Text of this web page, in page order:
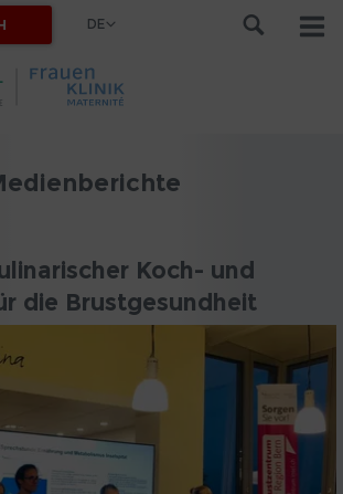
DE
Koch- und
die Brustgesundheit